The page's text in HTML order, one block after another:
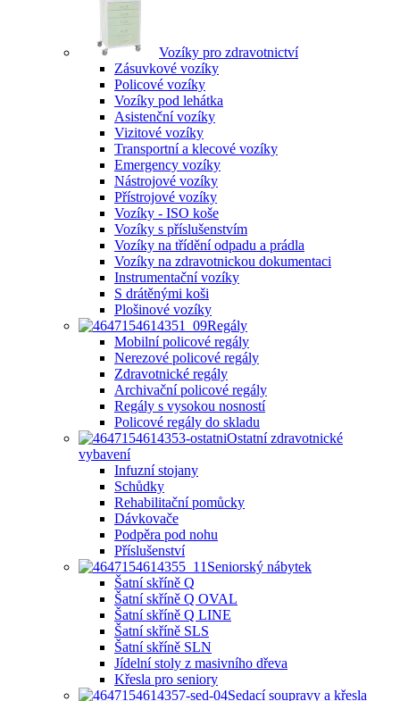
Vozíky pro zdravotnictví
Zásuvkové vozíky
Policové vozíky
Vozíky pod lehátka
Asistenční vozíky
Vizitové vozíky
Transportní a klecové vozíky
Emergency vozíky
Nástrojové vozíky
Přístrojové vozíky
Vozíky - ISO koše
Vozíky s příslušenstvím
Vozíky na třídění odpadu a prádla
Vozíky na zdravotnickou dokumentaci
Instrumentační vozíky
S drátěnými koši
Plošinové vozíky
Regály
Mobilní policové regály
Nerezové policové regály
Zdravotnické regály
Archivační policové regály
Regály s vysokou nosností
Policové regály do skladu
Ostatní zdravotnické
vybavení
Infuzní stojany
Schůdky
Rehabilitační pomůcky
Dávkovače
Podpěra pod nohu
Příslušenství
Seniorský nábytek
Šatní skříně Q
Šatní skříně Q OVAL
Šatní skříně Q LINE
Šatní skříně SLS
Šatní skříně SLN
Jídelní stoly z masivního dřeva
Křesla pro seniory
Sedací soupravy a křesla